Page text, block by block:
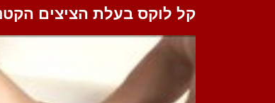
קל לוקס בעלת הציצים